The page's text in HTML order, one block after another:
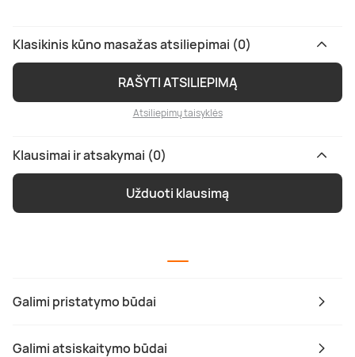
Galimi pristatymo būdai
Galimi atsiskaitymo būdai
Klasikinis kūno masažas atsiliepimai (0)
RAŠYTI ATSILIEPIMĄ
Atsiliepimų taisyklės
Klausimai ir atsakymai (0)
Užduoti klausimą